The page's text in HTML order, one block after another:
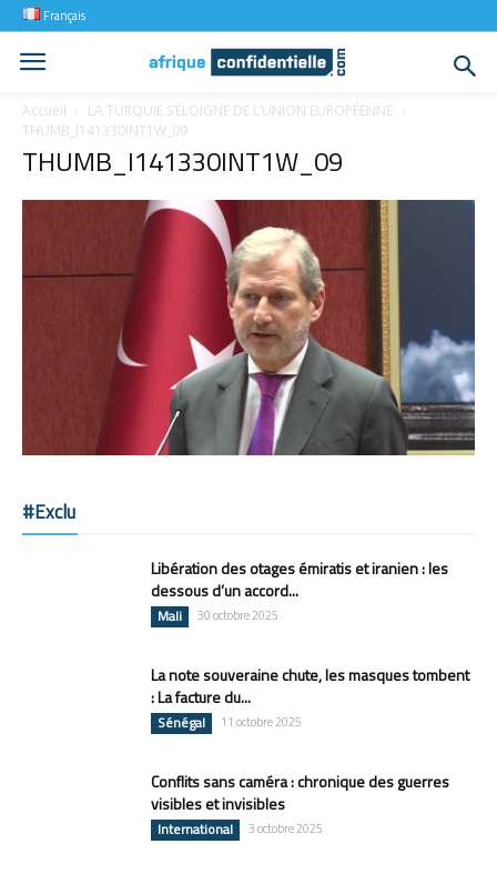
Français
Accueil
LA TURQUIE S’ÉLOIGNE DE L’UNION EUROPÉENNE
THUMB_I141330INT1W_09
THUMB_I141330INT1W_09
#Exclu
Libération des otages émiratis et iranien : les
dessous d’un accord...
Mali 30 octobre 2025
La note souveraine chute, les masques tombent
: La facture du...
Sénégal 11 octobre 2025
Conflits sans caméra : chronique des guerres
visibles et invisibles
International 3 octobre 2025